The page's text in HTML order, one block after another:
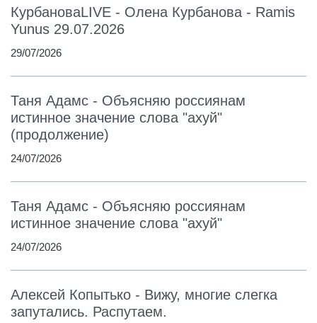
КурбановаLIVE - Олена Курбанова - Ramis
Yunus 29.07.2026
29/07/2026
Таня Адамс - Объясняю россиянам
истинное значение слова "ахуй"
(продолжение)
24/07/2026
Таня Адамс - Объясняю россиянам
истинное значение слова "ахуй"
24/07/2026
Алексей Копытько - Вижу, многие слегка
запутались. Распутаем.